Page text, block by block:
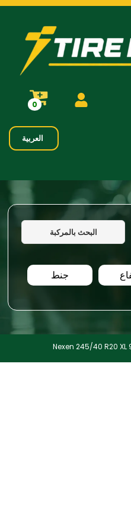
0
العربية
البحث بالمركبة
جنط
Nexen 245/40 R20 XL